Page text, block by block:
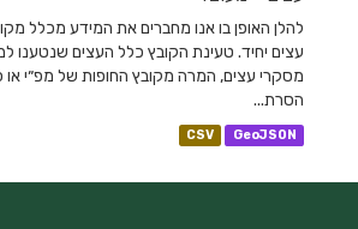
להלן האופן בו אנו מחברים את המידע מכלל
עצים יחיד. טעינת הקובץ כלל העצים שנטענו
מסקרי עצים, המרה מקובץ החופות של מפ״י
הסרת...
CSV GeoJSON